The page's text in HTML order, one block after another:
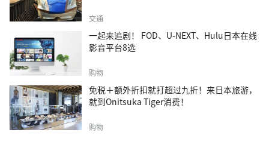
交通
一起来追剧！ FOD、U-NEXT、Hulu日本在线
影音平台8选
购物
免税＋额外折扣就打超过九折！来日本旅游，
就到Onitsuka Tiger消费！
购物